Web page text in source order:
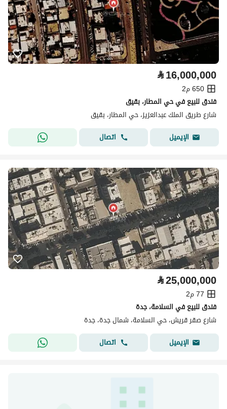
⃁16,000,000
650 م2
فندق للبيع في حي المطار، بقيق
شارع طريق الملك عبدالعزيز، حي المطار، بقيق
الإيميل
اتصال
⃁25,000,000
77 م2
فندق للبيع في السلامة، جدة
شارع صقر قريش، حي السلامة، شمال جدة، جدة
الإيميل
اتصال